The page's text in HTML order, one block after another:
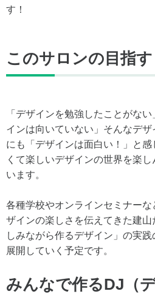
す！
このサロンの目指
「デザインを勉強したことがな
インは向いていない」そんなデ
にも「デザインは面白い！」と
くて楽しいデザインの世界を楽
います。
各種学校やオンラインセミナー
ザインの楽しさを伝えてきた建
しみながら作るデザイン」の実
展開していく予定です。
みんなで作るDJ（